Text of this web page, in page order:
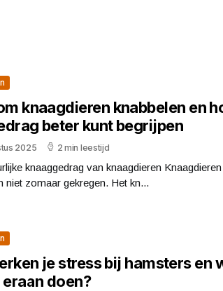
knaagdieren knabbelen en
beter kunt begrijpen
2025 2 min leestijd
knaaggedrag van knaagdieren
niet zomaar gekregen. Het kn...
je stress bij hamsters en
eraan doen?